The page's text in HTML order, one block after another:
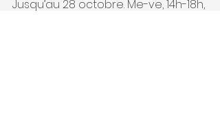
Jusqu’au 28 octobre. Me-ve, 14h-18h,